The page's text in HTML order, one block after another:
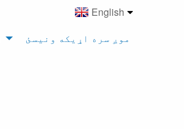
English
موږ سره اړیکه ونیسئ